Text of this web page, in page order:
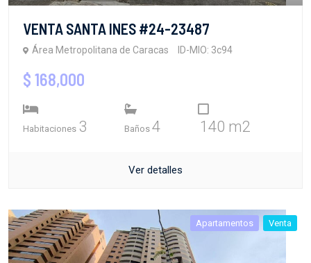
VENTA SANTA INES #24-23487
Área Metropolitana de Caracas ID-MIO: 3c94
$ 168,000
Habitaciones 3 Baños 4 140 m2
Ver detalles
Apartamentos Venta